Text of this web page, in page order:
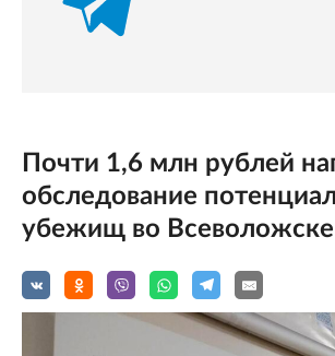
Почти 1,6 млн рублей
обследование
убежищ во Всеволожске